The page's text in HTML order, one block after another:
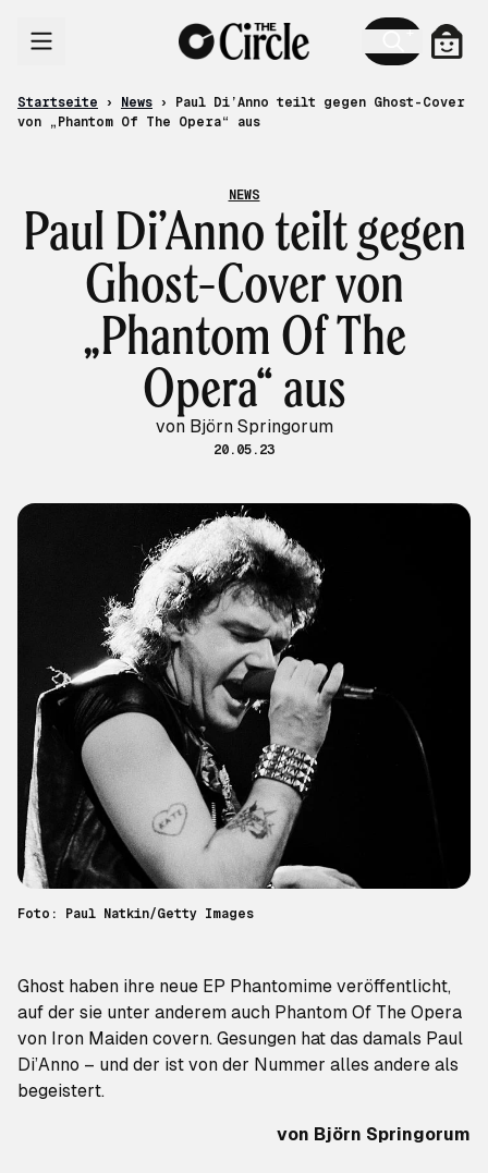
Startseite › News ›
Paul Di’Anno teilt gegen Ghost-Cover
von „Phantom Of The Opera“ aus
NEWS
Paul Di’Anno teilt gegen
Ghost-Cover von
„Phantom Of The
Opera“ aus
von Björn Springorum
20.05.23
Foto: Paul Natkin/Getty Images
Ghost haben ihre neue EP Phantomime veröffentlicht,
auf der sie unter anderem auch Phantom Of The Opera
von Iron Maiden covern. Gesungen hat das damals Paul
Di’Anno – und der ist von der Nummer alles andere als
begeistert.
von Björn Springorum